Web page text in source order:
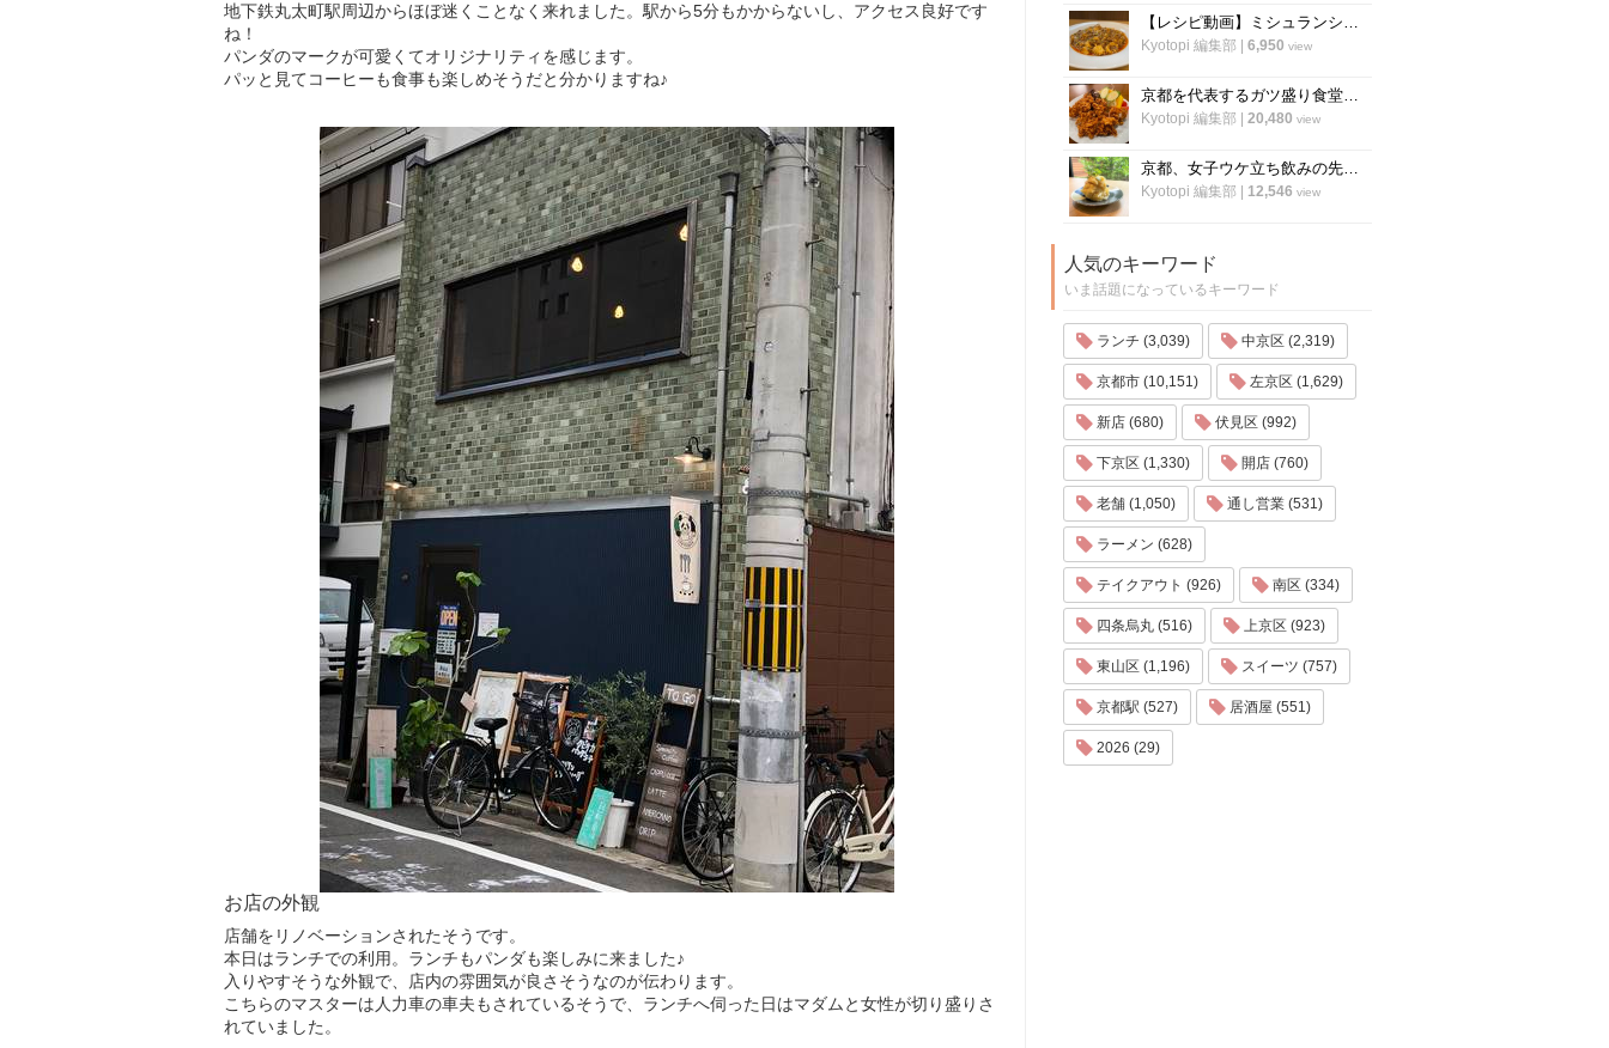
地下鉄丸太町駅周辺からほぼ迷くことなく来れました。駅から5分もかからないし、アクセス良好です
ね！
パンダのマークが可愛くてオリジナリティを感じます。
パッと見てコーヒーも食事も楽しめそうだと分かりますね♪
お店の外観
店舗をリノベーションされたそうです。
本日はランチでの利用。ランチもパンダも楽しみに来ました♪
入りやすそうな外観で、店内の雰囲気が良さそうなのが伝わります。
こちらのマスターは人力車の車夫もされているそうで、ランチへ伺った日はマダムと女性が切り盛りさ
れていました。
【レシピ動画】ミシュランシェフ直伝レシピ！絶品、麻婆豆腐の作り方『中国料理 菜格』
Kyotopi 編集部 6,950 view
京都を代表するガツ盛り食堂「ハイライト」の名物メニュー”唐揚げ”の作り方
Kyotopi 編集部 20,480 view
京都、女子ウケ立ち飲みの先駆者「すいば」の人気メニュー『ポテトサラダ』の作り方
Kyotopi 編集部 12,546 view
人気のキーワード
いま話題になっているキーワード
ランチ (3,039) 中京区 (2,319)
京都市 (10,151) 左京区 (1,629)
新店 (680) 伏見区 (992)
下京区 (1,330) 開店 (760)
老舗 (1,050) 通し営業 (531)
ラーメン (628)
テイクアウト (926) 南区 (334)
四条烏丸 (516) 上京区 (923)
東山区 (1,196) スイーツ (757)
京都駅 (527) 居酒屋 (551)
2026 (29)